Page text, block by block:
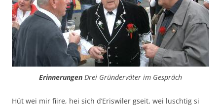
Erinnerungen Drei Gründerväter im Gespräch
Hüt wei mir fiire, hei sich d’Eriswiler gseit, wei luschtig si